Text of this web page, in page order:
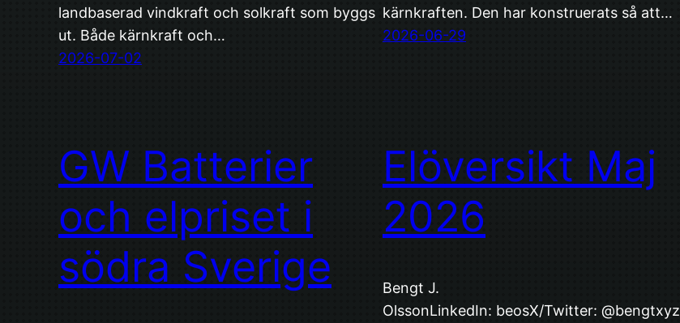
landbaserad vindkraft och solkraft som byggs
ut. Både kärnkraft och…
2026-07-02
kärnkraften. Den har konstruerats så att…
2026-06-29
GW Batterier
och elpriset i
södra Sverige
Elöversikt Maj
2026
Bengt J.
OlssonLinkedIn: beosX/Twitter: @bengtxyz